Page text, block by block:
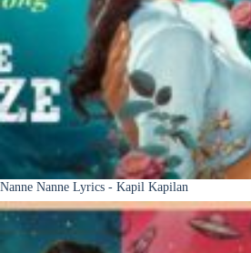
Nanne Nanne Lyrics - Kapil Kapilan